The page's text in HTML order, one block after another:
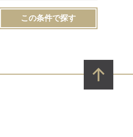
この条件で探す